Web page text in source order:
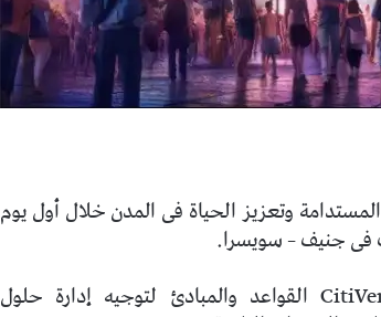
وتعزيز الحياة فى المدن خلال أول يوم
فى جنيف – سويسرا.
تحدد المبادرة العالمية للعوالم الافتراضية – اكتشاف CitiVerse القواعد والمبادئ لتوجيه إدارة حلول